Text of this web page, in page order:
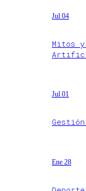
Jul 04
Mitos
Jul 01
Ene 28